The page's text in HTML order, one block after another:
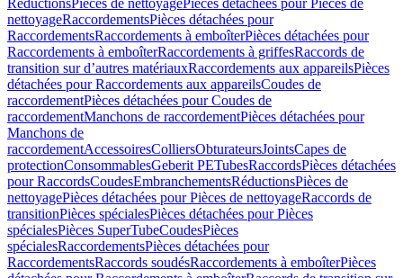
RéductionsPièces de nettoyagePièces détachées pour Pièces de
nettoyageRaccordementsPièces détachées pour
RaccordementsRaccordements à emboîterPièces détachées pour
Raccordements à emboîterRaccordements à griffesRaccords de
transition sur d’autres matériauxRaccordements aux appareilsPièces
détachées pour Raccordements aux appareilsCoudes de
raccordementPièces détachées pour Coudes de
raccordementManchons de raccordementPièces détachées pour
Manchons de
raccordementAccessoiresColliersObturateursJointsCapes de
protectionConsommablesGeberit PETubesRaccordsPièces détachées
pour RaccordsCoudesEmbranchementsRéductionsPièces de
nettoyagePièces détachées pour Pièces de nettoyageRaccords de
transitionPièces spécialesPièces détachées pour Pièces
spécialesPièces SuperTubeCoudesPièces
spécialesRaccordementsPièces détachées pour
RaccordementsRaccords soudésRaccordements à emboîterPièces